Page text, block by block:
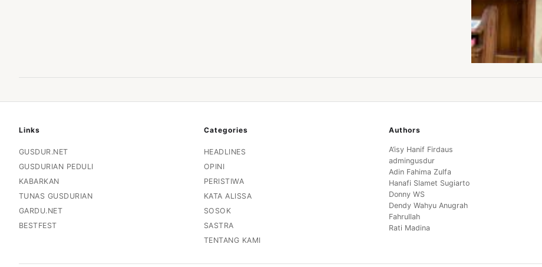
Links
GUSDUR.NET
GUSDURIAN PEDULI
KABARKAN
TUNAS GUSDURIAN
GARDU.NET
BESTFEST
Categories
HEADLINES
OPINI
PERISTIWA
KATA ALISSA
SOSOK
SASTRA
TENTANG KAMI
Authors
A’isy Hanif Firdaus
admingusdur
Adin Fahima Zulfa
Hanafi Slamet Sugiarto
Donny WS
Dendy Wahyu Anugrah
Fahrullah
Rati Madina